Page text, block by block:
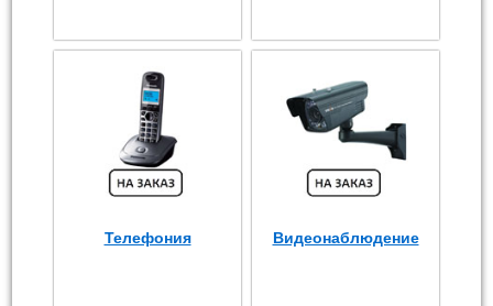
Телефония Видеонаблюдение